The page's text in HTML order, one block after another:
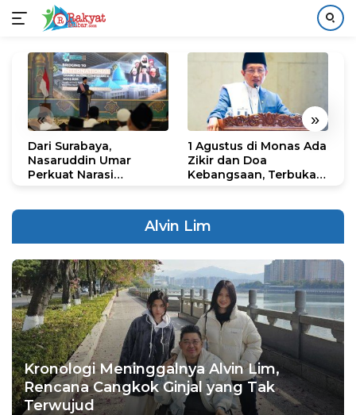
konten
« »
Dari Surabaya,
Nasaruddin Umar
Perkuat Narasi
1 Agustus di Monas Ada
Zikir dan Doa
Kebangsaan, Terbuka
Alvin Lim
Kronologi Meninggalnya Alvin Lim,
Rencana Cangkok Ginjal yang Tak
Terwujud